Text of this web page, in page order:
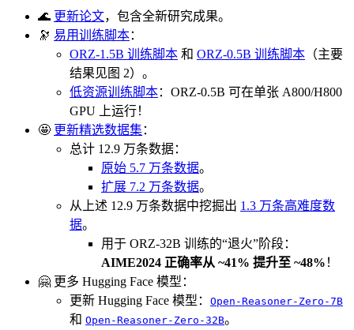
🌊 更新论文，包含全新研究成果。
🔭 易用训练脚本：
ORZ-1.5B 训练脚本 和 ORZ-0.5B 训练脚本 （主要
结果见图 2）。
低资源训练脚本：ORZ-0.5B 可在单张 A800/H800
GPU 上运行！
🤩 更新精选数据集：
总计 12.9 万条数据：
原始 5.7 万条数据。
扩展 7.2 万条数据。
从上述 12.9 万条数据中挖掘出 1.3 万条高难度数
据。
用于 ORZ-32B 训练的“退火”阶段：
AIME2024 正确率从 ~41% 提升至 ~48% ！
🤗 更多 Hugging Face 模型：
更新 Hugging Face 模型： Open-Reasoner-Zero-7B
和 Open-Reasoner-Zero-32B。